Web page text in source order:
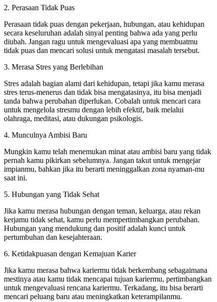
2. Perasaan Tidak Puas
Perasaan tidak puas dengan pekerjaan, hubungan, atau kehidupan
secara keseluruhan adalah sinyal penting bahwa ada yang perlu
diubah. Jangan ragu untuk mengevaluasi apa yang membuatmu
tidak puas dan mencari solusi untuk mengatasi masalah tersebut.
3. Merasa Stres yang Berlebihan
Stres adalah bagian alami dari kehidupan, tetapi jika kamu merasa
stres terus-menerus dan tidak bisa mengatasinya, itu bisa menjadi
tanda bahwa perubahan diperlukan. Cobalah untuk mencari cara
untuk mengelola stresmu dengan lebih efektif, baik melalui
olahraga, meditasi, atau dukungan psikologis.
4. Munculnya Ambisi Baru
Mungkin kamu telah menemukan minat atau ambisi baru yang tidak
pernah kamu pikirkan sebelumnya. Jangan takut untuk mengejar
impianmu, bahkan jika itu berarti meninggalkan zona nyaman-mu
saat ini.
5. Hubungan yang Tidak Sehat
Jika kamu merasa hubungan dengan teman, keluarga, atau rekan
kerjamu tidak sehat, kamu perlu mempertimbangkan perubahan.
Hubungan yang mendukung dan positif adalah kunci untuk
pertumbuhan dan kesejahteraan.
6. Ketidakpuasan dengan Kemajuan Karier
Jika kamu merasa bahwa kariermu tidak berkembang sebagaimana
mestinya atau kamu tidak mencapai tujuan kariermu, pertimbangkan
untuk mengevaluasi rencana kariermu. Terkadang, itu bisa berarti
mencari peluang baru atau meningkatkan keterampilanmu.